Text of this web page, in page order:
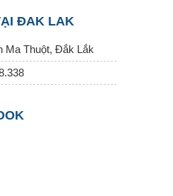
ĐAK LAK
Ma Thuột, Đắk Lắk